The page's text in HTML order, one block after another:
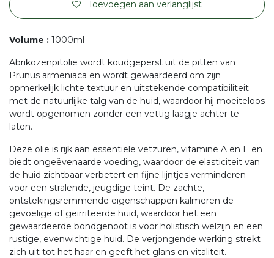
Toevoegen aan verlanglijst
Volume : 1000ml
Abrikozenpitolie wordt koudgeperst uit de pitten van
Prunus armeniaca en wordt gewaardeerd om zijn
opmerkelijk lichte textuur en uitstekende compatibiliteit
met de natuurlijke talg van de huid, waardoor hij moeiteloos
wordt opgenomen zonder een vettig laagje achter te
laten.
Deze olie is rijk aan essentiële vetzuren, vitamine A en E en
biedt ongeëvenaarde voeding, waardoor de elasticiteit van
de huid zichtbaar verbetert en fijne lijntjes verminderen
voor een stralende, jeugdige teint. De zachte,
ontstekingsremmende eigenschappen kalmeren de
gevoelige of geïrriteerde huid, waardoor het een
gewaardeerde bondgenoot is voor holistisch welzijn en een
rustige, evenwichtige huid. De verjongende werking strekt
zich uit tot het haar en geeft het glans en vitaliteit.